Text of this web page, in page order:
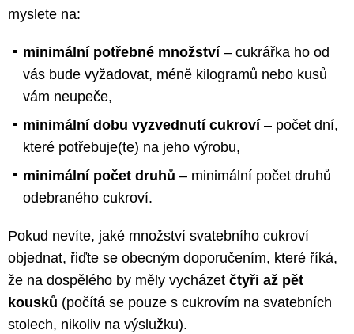
myslete na:
minimální potřebné množství – cukrářka ho od
vás bude vyžadovat, méně kilogramů nebo kusů
vám neupeče,
minimální dobu vyzvednutí cukroví – počet dní,
které potřebuje(te) na jeho výrobu,
minimální počet druhů – minimální počet druhů
odebraného cukroví.
Pokud nevíte, jaké množství svatebního cukroví
objednat, řiďte se obecným doporučením, které říká,
že na dospělého by měly vycházet čtyři až pět
kousků (počítá se pouze s cukrovím na svatebních
stolech, nikoliv na výslužku).